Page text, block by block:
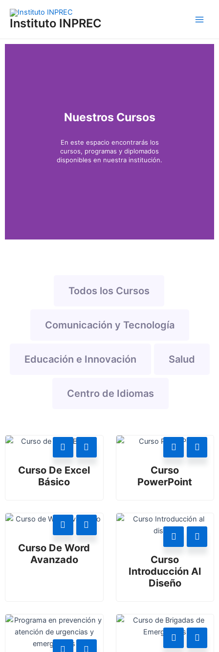
contenido
Instituto INPREC
Nuestros Cursos
En este espacio encontrarás los
cursos, programas y diplomados
disponibles en nuestra institución.
Todos los Cursos
Comunicación y Tecnología
Educación e Innovación Salud
Centro de Idiomas
Curso De Excel
Básico
Curso
PowerPoint
Curso De Word
Avanzado
Curso
Introducción Al
Diseño